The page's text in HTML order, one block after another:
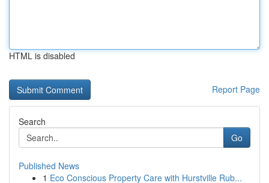
HTML is disabled
Report Page
Search
Go
Published News
1 Eco Conscious Property Care with Hurstville Rub...